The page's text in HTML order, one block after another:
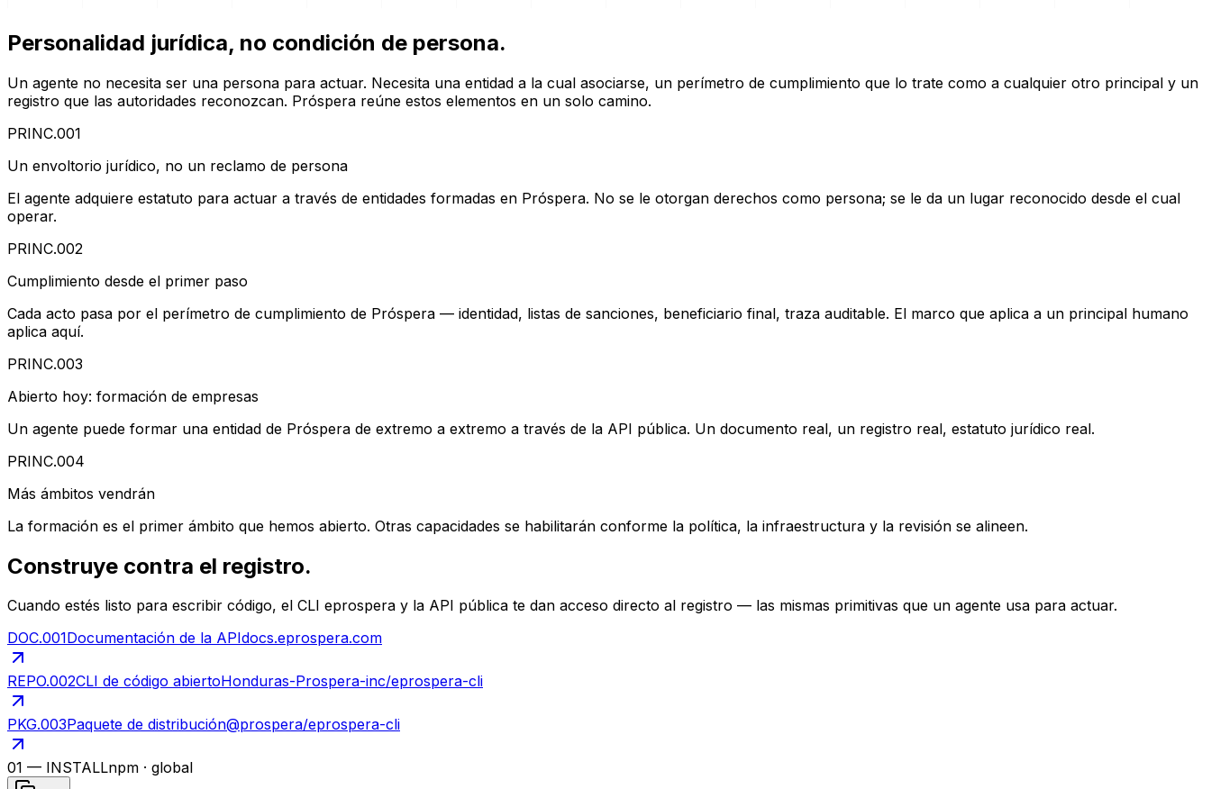
Personalidad jurídica, no condición de persona.
Un agente no necesita ser una persona para actuar. Necesita una entidad a la cual asociarse, un perímetro de cumplimiento que lo trate como a cualquier otro principal y un
registro que las autoridades reconozcan. Próspera reúne estos elementos en un solo camino.
PRINC.001
Un envoltorio jurídico, no un reclamo de persona
El agente adquiere estatuto para actuar a través de entidades formadas en Próspera. No se le otorgan derechos como persona; se le da un lugar reconocido desde el cual
operar.
PRINC.002
Cumplimiento desde el primer paso
Cada acto pasa por el perímetro de cumplimiento de Próspera — identidad, listas de sanciones, beneficiario final, traza auditable. El marco que aplica a un principal humano
aplica aquí.
PRINC.003
Abierto hoy: formación de empresas
Un agente puede formar una entidad de Próspera de extremo a extremo a través de la API pública. Un documento real, un registro real, estatuto jurídico real.
PRINC.004
Más ámbitos vendrán
La formación es el primer ámbito que hemos abierto. Otras capacidades se habilitarán conforme la política, la infraestructura y la revisión se alineen.
Construye contra el registro.
Cuando estés listo para escribir código, el CLI eprospera y la API pública te dan acceso directo al registro — las mismas primitivas que un agente usa para actuar.
DOC.001Documentación de la APIdocs.eprospera.com
REPO.002CLI de código abiertoHonduras-Prospera-inc/eprospera-cli
PKG.003Paquete de distribución@prospera/eprospera-cli
01 — INSTALLnpm · global